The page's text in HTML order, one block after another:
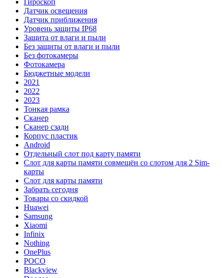
Датчик освещения
Датчик приближения
Уровень защиты IP68
Защита от влаги и пыли
Без защиты от влаги и пыли
Без фотокамеры
Фотокамера
Бюджетные модели
2021
2022
2023
Тонкая рамка
Сканер
Сканер сзади
Корпус пластик
Android
Отдельный слот под карту памяти
Слот для карты памяти совмещён со слотом для 2 Sim-
карты
Слот для карты памяти
Забрать сегодня
Товары со скидкой
Huawei
Samsung
Xiaomi
Infinix
Nothing
OnePlus
POCO
Blackview